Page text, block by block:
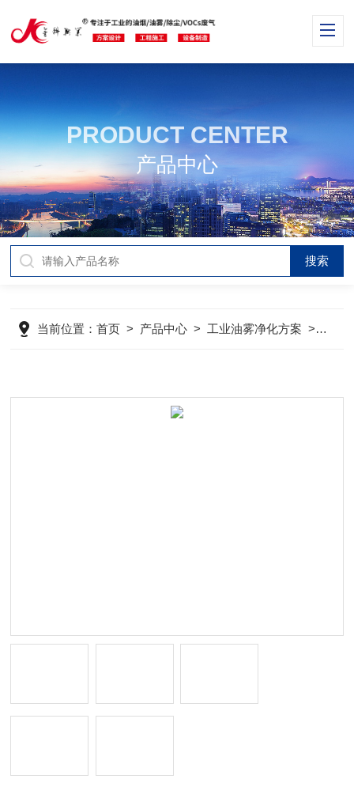
PRODUCT CENTER
产品中心
当前位置：首页 > 产品中心 > 工业油雾净化方案 > 热处